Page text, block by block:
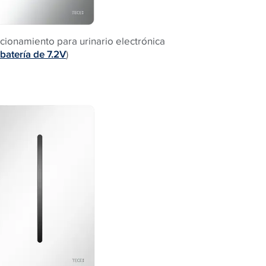
para urinario electrónica
de 7.2V)